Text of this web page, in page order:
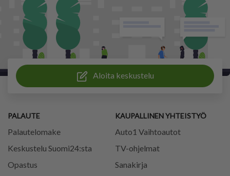
Aloita keskustelu
PALAUTE
Palautelomake
Keskustelu Suomi24:sta
Opastus
KAUPALLINEN YHTEISTYÖ
Auto1 Vaihtoautot
TV-ohjelmat
Sanakirja